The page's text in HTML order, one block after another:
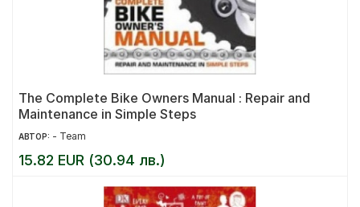
The Complete Bike Owners Manual : Repair and
Maintenance in Simple Steps
АВТОР: - Team
15.82 EUR (30.94 лв.)